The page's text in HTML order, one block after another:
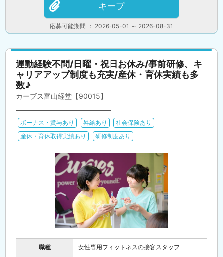
応募可能期間 ： 2026-05-01 ～ 2026-08-31
キープ
運動経験不問/日曜・祝日お休み/事前研修、キ
ャリアアップ制度も充実/産休・育休実績も多
数♪
カーブス富山経堂【90015】
ボーナス・賞与あり 昇給あり
社会保険あり
産休・育休取得実績あり
研修制度あり
職種 女性専用フィットネスの接客スタッフ